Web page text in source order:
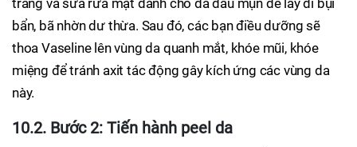
bẩn, bã nhờn dư thừa. Sau đó, các bạn điều dưỡng sẽ
thoa Vaseline lên vùng da quanh mắt, khóe mũi, khóe
miệng để tránh axit tác động gây kích ứng các vùng da
này.
10.2. Bước 2: Tiến hành peel da